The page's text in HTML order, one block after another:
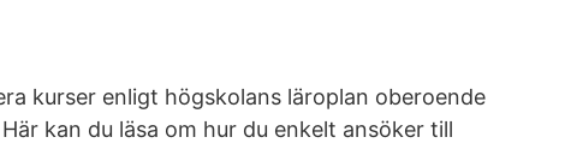
kurser enligt högskolans läroplan oberoende
kan du läsa om hur du enkelt ansöker till